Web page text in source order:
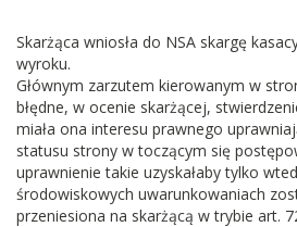
Skarżąca wniosła do NSA skargę
wyroku.
Głównym zarzutem kierowanym w
błędne, w ocenie skarżącej,
miała ona interesu prawnego
statusu strony w toczącym się
uprawnienie takie uzyskałaby tylko
środowiskowych uwarunkowaniach
przeniesiona na skarżącą w trybie art.